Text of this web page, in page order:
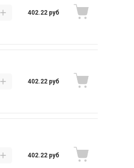
402.22 руб
402.22 руб
402.22 руб